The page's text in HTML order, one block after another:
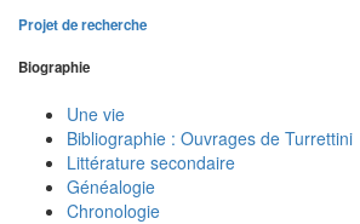
Projet de recherche
Biographie
Une vie
Bibliographie : Ouvrages de Turrettini
Littérature secondaire
Généalogie
Chronologie